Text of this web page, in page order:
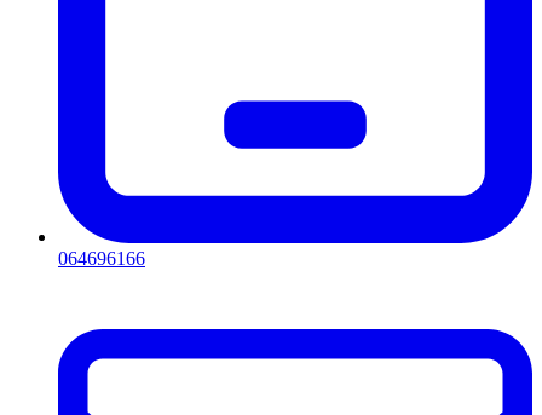
064696166